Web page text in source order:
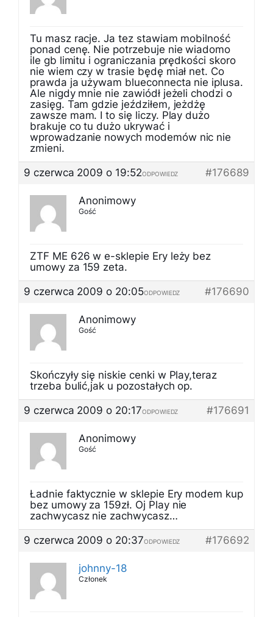
Tu masz racje. Ja tez stawiam mobilność
ponad cenę. Nie potrzebuje nie wiadomo
ile gb limitu i ograniczania prędkości skoro
nie wiem czy w trasie będę miał net. Co
prawda ja używam blueconnecta nie iplusa.
Ale nigdy mnie nie zawiódł jeżeli chodzi o
zasięg. Tam gdzie jeździłem, jeżdżę
zawsze mam. I to się liczy. Play dużo
brakuje co tu dużo ukrywać i
wprowadzanie nowych modemów nic nie
zmieni.
9 czerwca 2009 o 19:52
#176689
ODPOWIEDZ
Anonimowy
Gość
ZTF ME 626 w e-sklepie Ery leży bez
umowy za 159 zeta.
9 czerwca 2009 o 20:05
#176690
ODPOWIEDZ
Anonimowy
Gość
Skończyły się niskie cenki w Play,teraz
trzeba bulić,jak u pozostałych op.
9 czerwca 2009 o 20:17
#176691
ODPOWIEDZ
Anonimowy
Gość
Ładnie faktycznie w sklepie Ery modem kup
bez umowy za 159zł. Oj Play nie
zachwycasz nie zachwycasz…
9 czerwca 2009 o 20:37
#176692
ODPOWIEDZ
johnny-18
Członek